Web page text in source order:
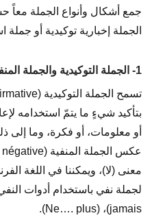
جمع أشكال وأنواع الجملة
الجملة إخبارية توكيدية أو جملة
1- الجملة التوكيدية والجملة المنفية
بتأكيد شيءٍ ما يتمّ استخدامه
أو معلومات، أو فكرة، وما إلى
معنى (لا)، ويمكننا في اللغة
jamais)، (Ne…. plus).